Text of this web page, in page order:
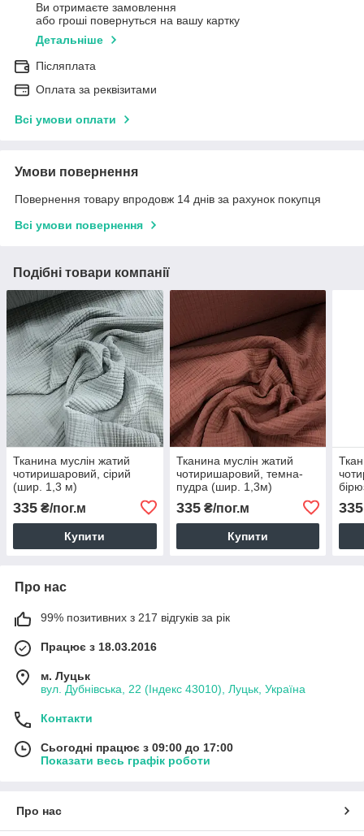
Ви отримаєте замовлення
або гроші повернуться на вашу картку
Детальніше
Післяплата
Оплата за реквізитами
Всі умови оплати
Умови повернення
Повернення товару впродовж 14 днів за рахунок покупця
Всі умови повернення
Подібні товари компанії
Тканина муслін жатий
чотиришаровий, сірий
(шир. 1,3 м)
335 ₴/пог.м
Купити
Тканина муслін жатий
чотиришаровий, темна-
пудра (шир. 1,3м)
335₴/пог.м
Купити
335
Про нас
99% позитивних з 217 відгуків за рік
Працює з 18.03.2016
м. Луцьк
вул. Дубнівська, 22 (Індекс 43010), Луцьк, Україна
Контакти
Сьогодні працює з 09:00 до 17:00
Показати весь графік роботи
Про нас